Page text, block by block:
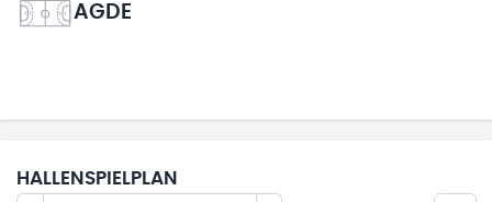
AGDE
HALLENSPIELPLAN